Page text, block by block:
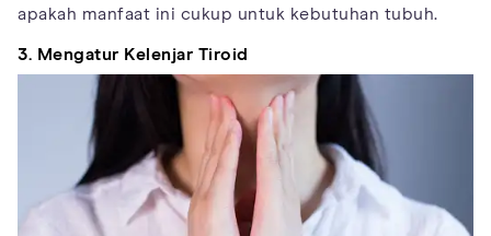
apakah manfaat ini cukup untuk kebutuhan tubuh.
3. Mengatur Kelenjar Tiroid